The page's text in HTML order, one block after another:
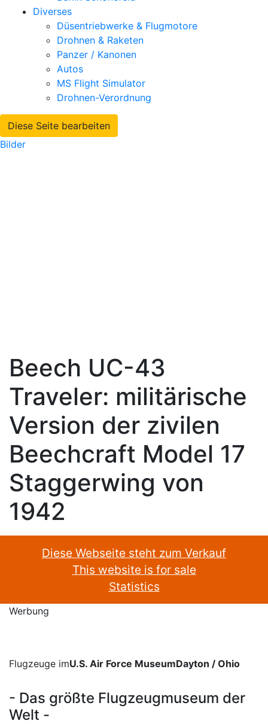
Diverses
Düsentriebwerke & Flugmotore
Drohnen & Raketen
Panzer / Kanonen
Autos
MS Flight Simulator
Drohnen-Verordnung
Diese Seite bearbeiten
Bilder
Beech UC-43
Traveler: militärische
Version der zivilen
Beechcraft Model 17
Staggerwing von
1942
Diese Webseite steht zum Verkauf
This website is for sale
Statistics
Werbung
Flugzeuge imU.S. Air Force MuseumDayton / Ohio
- Das größte Flugzeugmuseum der
Welt -